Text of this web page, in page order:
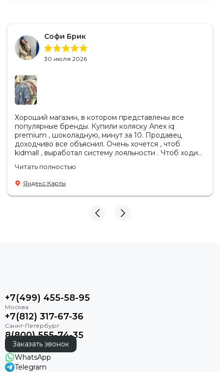
Софи Брик
30 июля 2026
Хороший магазин, в котором представлены все
популярные бренды. Купили коляску Anex iq
premium , шоколадную, минут за 10. Продавец
доходчиво все объяснил. Очень хочется , чтоб
kidmall , выработал систему лояльности . Чтоб ходить
Читать полностью
Яндекс Карты
+7(499) 455-58-95
+7(812) 317-67-36
8(800) 555-74-35
Заказать звонок
WhatsApp
Telegram